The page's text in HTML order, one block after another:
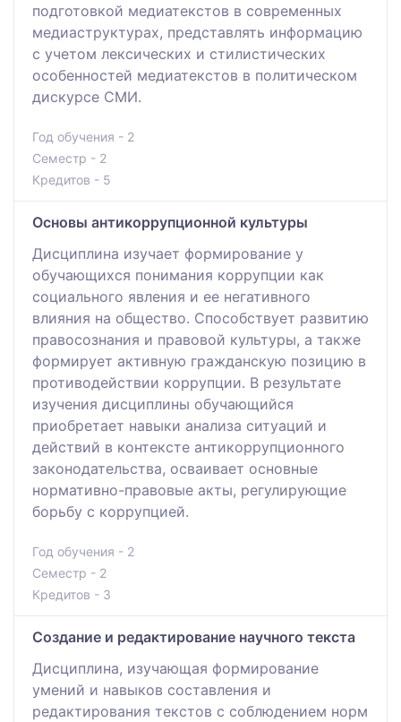
подготовкой медиатекстов в современных
медиаструктурах, представлять информацию
с учетом лексических и стилистических
особенностей медиатекстов в политическом
дискурсе СМИ.
Год обучения - 2
Семестр - 2
Кредитов - 5
Основы антикоррупционной культуры
Дисциплина изучает формирование у
обучающихся понимания коррупции как
социального явления и ее негативного
влияния на общество. Способствует развитию
правосознания и правовой культуры, а также
формирует активную гражданскую позицию в
противодействии коррупции. В результате
изучения дисциплины обучающийся
приобретает навыки анализа ситуаций и
действий в контексте антикоррупционного
законодательства, осваивает основные
нормативно-правовые акты, регулирующие
борьбу с коррупцией.
Год обучения - 2
Семестр - 2
Кредитов - 3
Создание и редактирование научного текста
Дисциплина, изучающая формирование
умений и навыков составления и
редактирования текстов с соблюдением норм